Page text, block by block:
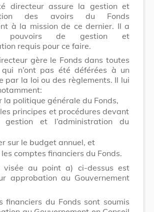
directeur assure la gestion et
des avoirs du Fonds
à la mission de ce dernier. Il a
pouvoirs de gestion et
requis pour ce faire.
gère le Fonds dans toutes
n’ont pas été déférées à un
par la loi ou des règlements. Il lui
la politique générale du Fonds,
principes et procédures devant
et l’administration du
sur le budget annuel, et
comptes financiers du Fonds.
visée au point a) ci-dessus est
approbation au Gouvernement
financiers du Fonds sont soumis